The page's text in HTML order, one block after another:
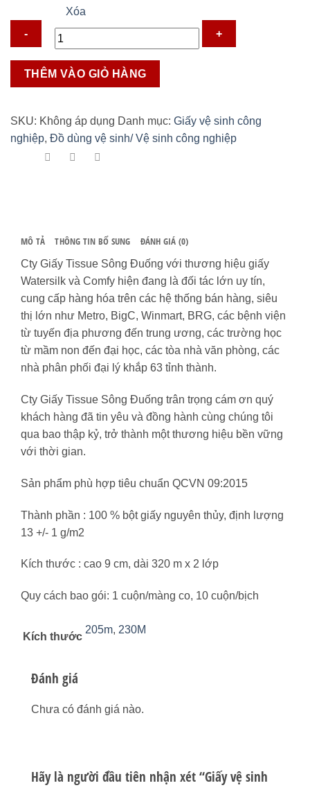
Xóa
Giấy
công
nghiệp
Watersilk
THÊM VÀO GIỎ HÀNG
SKU: Không áp dụng Danh mục: Giấy vệ sinh công
nghiệp, Đồ dùng vệ sinh/ Vệ sinh công nghiệp
MÔ TẢ THÔNG TIN BỔ SUNG ĐÁNH GIÁ (0)
Cty Giấy Tissue Sông Đuống với thương hiệu giấy
Watersilk và Comfy hiện đang là đối tác lớn uy tín,
cung cấp hàng hóa trên các hệ thống bán hàng, siêu
thị lớn như Metro, BigC, Winmart, BRG, các bệnh viện
từ tuyến địa phương đến trung ương, các trường học
từ mầm non đến đại học, các tòa nhà văn phòng, các
nhà phân phối đại lý khắp 63 tỉnh thành.
Cty Giấy Tissue Sông Đuống trân trọng cám ơn quý
khách hàng đã tin yêu và đồng hành cùng chúng tôi
qua bao thập kỷ, trở thành một thương hiệu bền vững
với thời gian.
Sản phẩm phù hợp tiêu chuẩn QCVN 09:2015
Thành phần : 100 % bột giấy nguyên thủy, định lượng
13 +/- 1 g/m2
Kích thước : cao 9 cm, dài 320 m x 2 lớp
Quy cách bao gói: 1 cuộn/màng co, 10 cuộn/bịch
Kích thước
205m, 230M
Đánh giá
Chưa có đánh giá nào.
Hãy là người đầu tiên nhận xét “Giấy vệ sinh